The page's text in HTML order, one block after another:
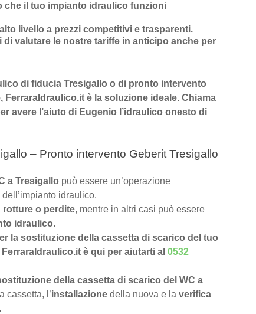
che il tuo impianto idraulico funzioni
livello a prezzi competitivi e trasparenti.
valutare le nostre tariffe in anticipo anche per
di fiducia Tresigallo o di pronto intervento
è la soluzione ideale. Chiama
avere l’aiuto di Eugenio l’idraulico onesto di
– Pronto intervento Geberit Tresigallo
a Tresigallo può essere un’operazione
idraulico.
rotture o perdite, mentre in altri casi può essere
idraulico.
la sostituzione della cassetta di scarico del tuo
è qui per aiutarti al 0532
della cassetta di scarico del WC a
cassetta, l’installazione della nuova e la verifica